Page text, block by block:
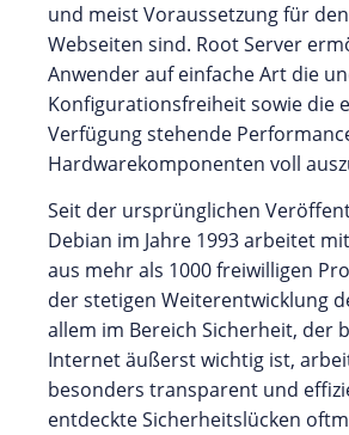
und meist Voraussetzung für
Webseiten sind. Root Server
Anwender auf einfache Art die
Konfigurationsfreiheit sowie die
Verfügung stehende
Hardwarekomponenten voll
Seit der ursprünglichen
Debian im Jahre 1993 arbeitet
aus mehr als 1000 freiwilligen
der stetigen Weiterentwicklung
allem im Bereich Sicherheit, der
Internet äußerst wichtig ist,
besonders transparent und
entdeckte Sicherheitslücken